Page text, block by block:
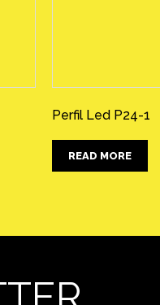
Perfil Led P24-1
READ MORE